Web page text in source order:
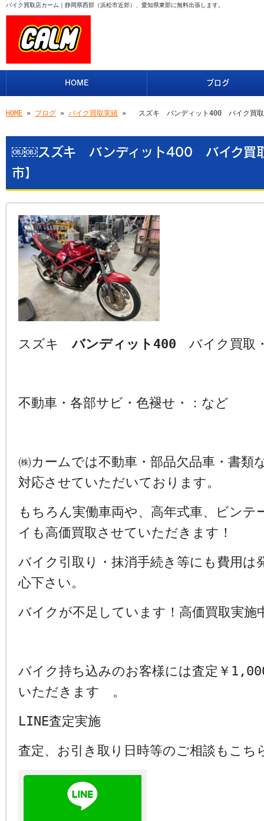
バイク買取店カーム｜静岡県西部（浜松市近郊）、愛知県東部に無料出張します。
HOME ブログ
HOME » ブログ » バイク買取実績 » ￼￼スズキ バンディット400 バイク買
￼￼スズキ バンディット400 バイク買
市】
スズキバンディット400 バイク買取
不動車・各部サビ・色褪せ・：など
㈱カームでは不動車・部品欠品車・書類
対応させていただいております。
もちろん実働車両や、高年式車、ビンテ
イも高価買取させていただきます！
バイク引取り・抹消手続き等にも費用は
心下さい。
バイクが不足しています！高価買取実施
バイク持ち込みのお客様には査定￥
いただきます 。
LINE査定実施
査定、お引き取り日時等のご相談もこち